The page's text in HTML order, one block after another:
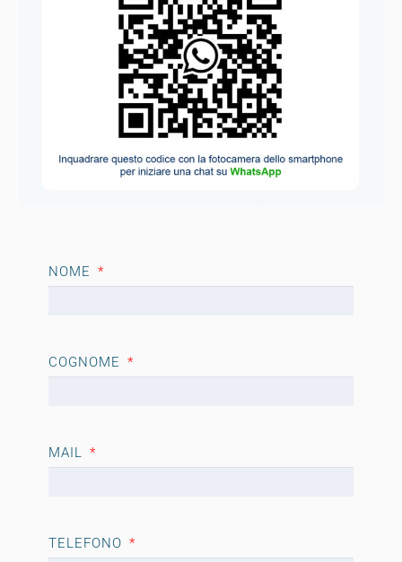
NOME
COGNOME
MAIL
TELEFONO